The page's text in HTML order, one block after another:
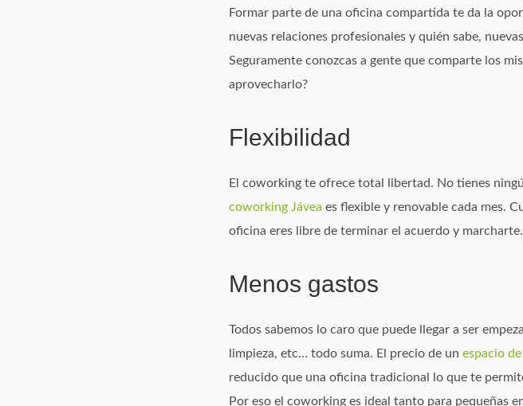
Formar parte de una oficina compartida te da la
nuevas relaciones profesionales y quién sabe,
Seguramente conozcas a gente que comparte los
aprovecharlo?
Flexibilidad
El coworking te ofrece total libertad. No tienes
coworking Jávea es flexible y renovable cada mes.
oficina eres libre de terminar el acuerdo y marcharte.
Menos gastos
Todos sabemos lo caro que puede llegar a ser
limpieza, etc… todo suma. El precio de un espacio
reducido que una oficina tradicional lo que te
Por eso el coworking es ideal tanto para pequeñas